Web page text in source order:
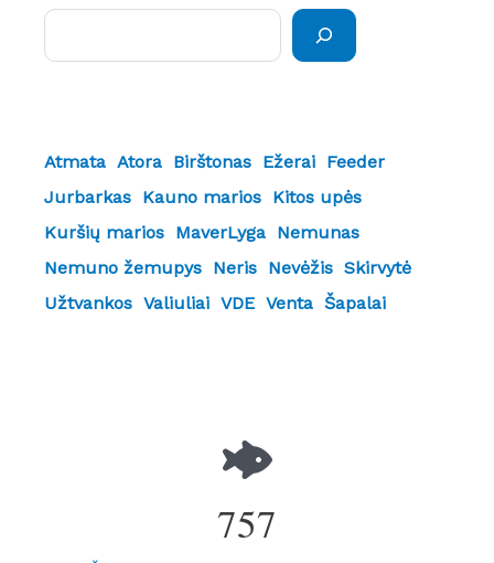
Atmata Atora Birštonas Ežerai Feeder
Jurbarkas Kauno marios Kitos upės
Kuršių marios MaverLyga Nemunas
Nemuno žemupys Neris Nevėžis Skirvytė
Užtvankos Valiuliai VDE Venta Šapalai
757